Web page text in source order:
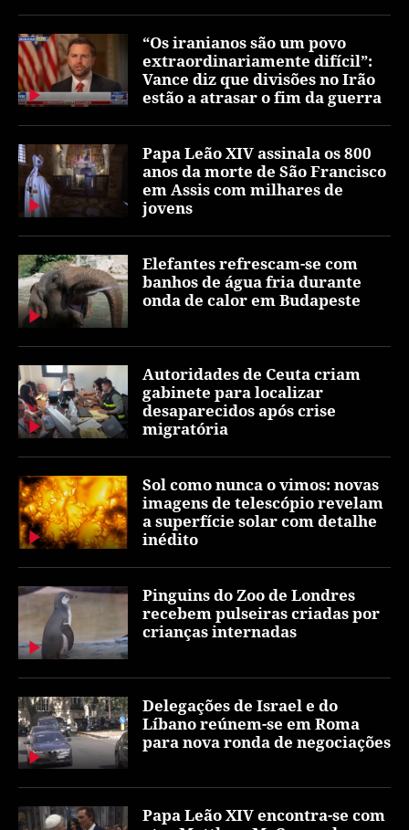
“Os iranianos são um povo
extraordinariamente difícil”:
Vance diz que divisões no Irão
estão a atrasar o fim da guerra
Papa Leão XIV assinala os 800
anos da morte de São Francisco
em Assis com milhares de
jovens
Elefantes refrescam-se com
banhos de água fria durante
onda de calor em Budapeste
Autoridades de Ceuta criam
gabinete para localizar
desaparecidos após crise
migratória
Sol como nunca o vimos: novas
imagens de telescópio revelam
a superfície solar com detalhe
inédito
Pinguins do Zoo de Londres
recebem pulseiras criadas por
crianças internadas
Delegações de Israel e do
Líbano reúnem-se em Roma
para nova ronda de negociações
Papa Leão XIV encontra-se com